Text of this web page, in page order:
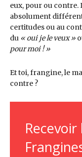
eux, pour ou
absolument
certitudes ou au
du « oui je le veux »
pour moi ! »
Et toi, frangine, le
contre ?